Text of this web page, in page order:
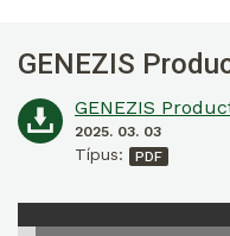
GENEZIS
GENEZIS
2025. 03. 03
Típus: